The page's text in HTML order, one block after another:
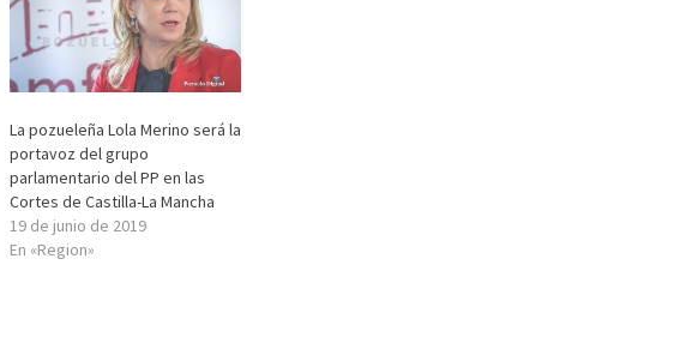
La pozueleña Lola Merino será la
portavoz del grupo
parlamentario del PP en las
Cortes de Castilla-La Mancha
19 de junio de 2019
En «Region»